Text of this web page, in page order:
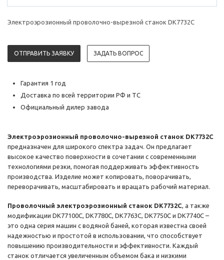
Электроэрозионный проволочно-вырезной станок DK7732C
ОТПРАВИТЬ ЗАЯВКУ ЗАДАТЬ ВОПРОС
Гарантия 1 год
Доставка по всей территории РФ и ТС
Официальный дилер завода
Электроэрозионный проволочно-вырезной станок DK7732C
предназначен для широкого спектра задач. Он предлагает
высокое качество поверхности в сочетании с современными
технологиями резки, помогая поддерживать эффективность
производства. Изделие может копировать, поворачивать,
переворачивать, масштабировать и вращать рабочий материал.
Проволочный электроэрозионный станок DK7732C, а также
модификации DK77100C, DK7780C, DK7763C, DK7750C и DK7740C –
это одна серия машин с водяной баней, которая известна своей
надежностью и простотой в использовании, что способствует
повышению производительности и эффективности. Каждый
станок отличается увеличенным объемом бака и низкими